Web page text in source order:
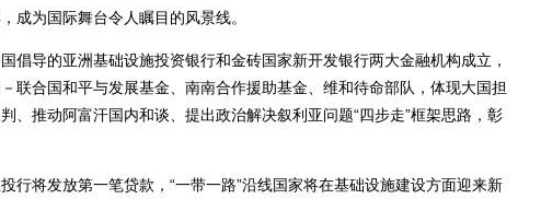
成为国际舞台令人瞩目的风景线。
导的亚洲基础设施投资银行和金砖国家新开发银行两大金融机构成立，
联合国和平与发展基金、南南合作援助基金、维和待命部队，体现大国担
、推动阿富汗国内和谈、提出政治解决叙利亚问题“四步走”框架思路，彰
将发放第一笔贷款，“一带一路”沿线国家将在基础设施建设方面迎来新